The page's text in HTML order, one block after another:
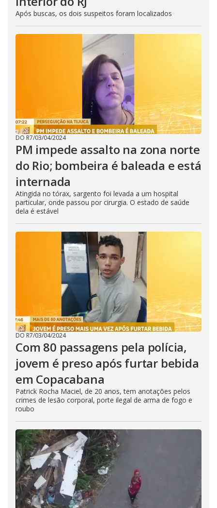
Após buscas, os dois suspeitos foram localizados
DO R7/03/04/2024
PM impede assalto na zona norte
do Rio; bombeira é baleada e está
internada
Atingida no tórax, sargento foi levada a um hospital
particular, onde passou por cirurgia. O estado de saúde
dela é estável
DO R7/03/04/2024
Com 80 passagens pela polícia,
jovem é preso após furtar bebida
em Copacabana
Patrick Rocha Maciel, de 20 anos, tem anotações pelos
crimes de lesão corporal, porte ilegal de arma de fogo e
roubo